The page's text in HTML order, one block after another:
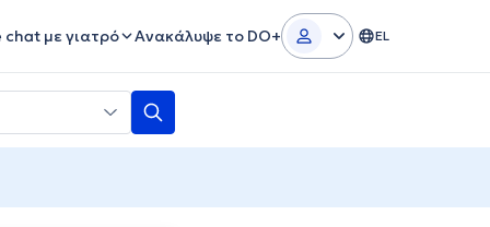
chat με γιατρό Ανακάλυψε το DO+ EL